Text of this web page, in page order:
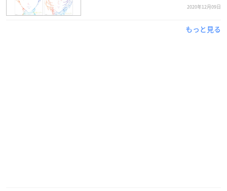
2020年12月09日
もっと見る